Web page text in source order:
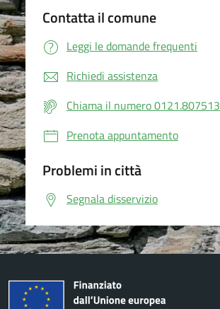
Contatta il comune
Leggi le domande frequenti
Richiedi assistenza
Chiama il numero 0121.807513
Prenota appuntamento
Problemi in città
Segnala disservizio